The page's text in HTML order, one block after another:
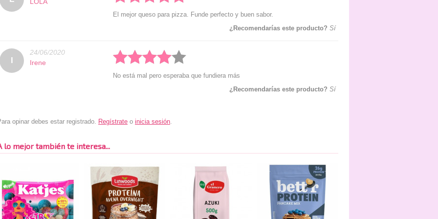
LOLA
El mejor queso para pizza. Funde perfecto y buen sabor.
¿Recomendarías este producto? Sí
24/06/2020
Irene
No está mal pero esperaba que fundiera más
¿Recomendarías este producto? Sí
opinar debes estar registrado. Regístrate o inicia sesión.
lo mejor también te interesa...